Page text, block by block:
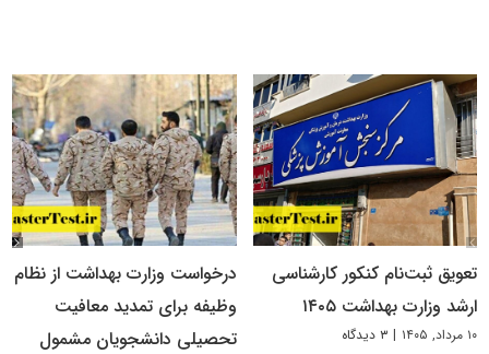
تعویق ثبت‌نام کنکور کارشناسی
ارشد وزارت بهداشت ۱۴۰۵
۱۰ مرداد, ۱۴۰۵ | ۳ دیدگاه
درخواست وزارت بهداشت از نظام
وظیفه برای تمدید معافیت
تحصیلی دانشجویان مشمول